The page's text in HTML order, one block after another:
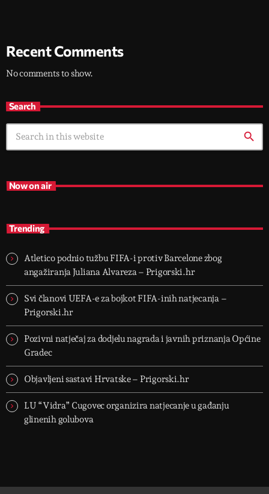
Recent Comments
No comments to show.
Search
search
Now on air
Trending
Atletico podnio tužbu FIFA-i protiv Barcelone zbog
angažiranja Juliana Alvareza – Prigorski.hr
Svi članovi UEFA-e za bojkot FIFA-inih natjecanja –
Prigorski.hr
Pozivni natječaj za dodjelu nagrada i javnih priznanja Općine
Gradec
Objavljeni sastavi Hrvatske – Prigorski.hr
LU “Vidra” Cugovec organizira natjecanje u gađanju
glinenih golubova